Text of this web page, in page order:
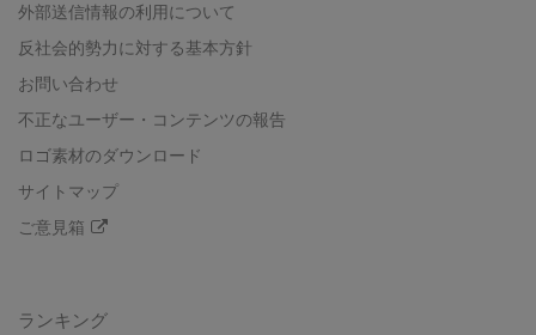
外部送信情報の利用について
反社会的勢力に対する基本方針
お問い合わせ
不正なユーザー・コンテンツの報告
ロゴ素材のダウンロード
サイトマップ
ご意見箱
ランキング